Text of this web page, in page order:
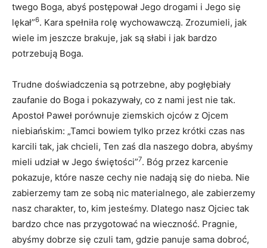
twego Boga, abyś postępował Jego drogami i Jego się
lękał”6. Kara spełniła rolę wychowawczą. Zrozumieli, jak
wiele im jeszcze brakuje, jak są słabi i jak bardzo
potrzebują Boga.
Trudne doświadczenia są potrzebne, aby pogłębiały
zaufanie do Boga i pokazywały, co z nami jest nie tak.
Apostoł Paweł porównuje ziemskich ojców z Ojcem
niebiańskim: „Tamci bowiem tylko przez krótki czas nas
karcili tak, jak chcieli, Ten zaś dla naszego dobra, abyśmy
mieli udział w Jego świętości”7. Bóg przez karcenie
pokazuje, które nasze cechy nie nadają się do nieba. Nie
zabierzemy tam ze sobą nic materialnego, ale zabierzemy
nasz charakter, to, kim jesteśmy. Dlatego nasz Ojciec tak
bardzo chce nas przygotować na wieczność. Pragnie,
abyśmy dobrze się czuli tam, gdzie panuje sama dobroć,